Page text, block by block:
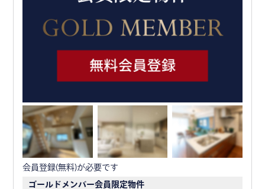
会員登録(無料)が必要です
ゴールドメンバー会員限定物件